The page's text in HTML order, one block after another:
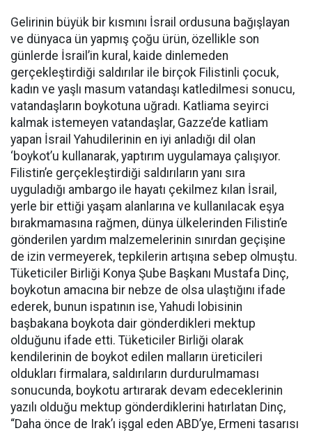
Gelirinin büyük bir kısmını İsrail ordusuna bağışlayan
ve dünyaca ün yapmış çoğu ürün, özellikle son
günlerde İsrail’in kural, kaide dinlemeden
gerçekleştirdiği saldırılar ile birçok Filistinli çocuk,
kadın ve yaşlı masum vatandaşı katledilmesi sonucu,
vatandaşların boykotuna uğradı. Katliama seyirci
kalmak istemeyen vatandaşlar, Gazze’de katliam
yapan İsrail Yahudilerinin en iyi anladığı dil olan
‘boykot’u kullanarak, yaptırım uygulamaya çalışıyor.
Filistin’e gerçekleştirdiği saldırıların yanı sıra
uyguladığı ambargo ile hayatı çekilmez kılan İsrail,
yerle bir ettiği yaşam alanlarına ve kullanılacak eşya
bırakmamasına rağmen, dünya ülkelerinden Filistin’e
gönderilen yardım malzemelerinin sınırdan geçişine
de izin vermeyerek, tepkilerin artışına sebep olmuştu.
Tüketiciler Birliği Konya Şube Başkanı Mustafa Dinç,
boykotun amacına bir nebze de olsa ulaştığını ifade
ederek, bunun ispatının ise, Yahudi lobisinin
başbakana boykota dair gönderdikleri mektup
olduğunu ifade etti. Tüketiciler Birliği olarak
kendilerinin de boykot edilen malların üreticileri
oldukları firmalara, saldırıların durdurulmaması
sonucunda, boykotu artırarak devam edeceklerinin
yazılı olduğu mektup gönderdiklerini hatırlatan Dinç,
“Daha önce de Irak’ı işgal eden ABD’ye, Ermeni tasarısı